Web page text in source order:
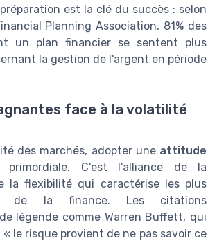
est la clé du succès : selon
Planning Association, 81% des
un plan financier se sentent plus
la gestion de l'argent en période
face à la volatilité
des marchés, adopter une attitude
C'est l'alliance de la
la flexibilité qui caractérise les plus
de la finance. Les citations
légende comme Warren Buffett, qui
le risque provient de ne pas savoir ce